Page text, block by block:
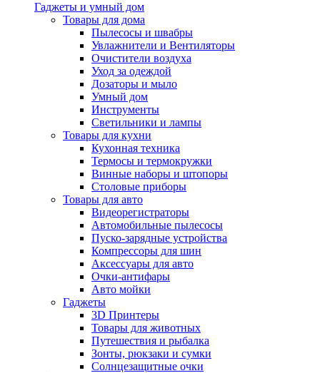
Гаджеты и умный дом
Товары для дома
Пылесосы и швабры
Увлажнители и Вентиляторы
Очистители воздуха
Уход за одеждой
Дозаторы и мыло
Умный дом
Инструменты
Светильники и лампы
Товары для кухни
Кухонная техника
Термосы и термокружки
Винные наборы и штопоры
Столовые приборы
Товары для авто
Видеорегистраторы
Автомобильные пылесосы
Пуско-зарядные устройства
Компрессоры для шин
Аксессуары для авто
Очки-антифары
Авто мойки
Гаджеты
3D Принтеры
Товары для животных
Путешествия и рыбалка
Зонты, рюкзаки и сумки
Солнцезащитные очки